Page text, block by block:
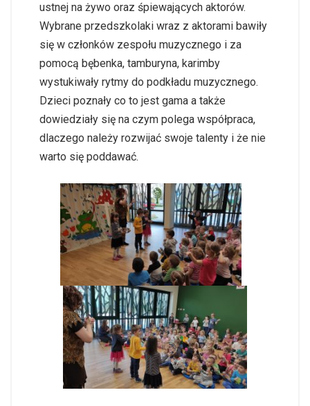
ustnej na żywo oraz śpiewających aktorów.
Wybrane przedszkolaki wraz z aktorami bawiły
się w członków zespołu muzycznego i za
pomocą bębenka, tamburyna, karimby
wystukiwały rytmy do podkładu muzycznego.
Dzieci poznały co to jest gama a także
dowiedziały się na czym polega współpraca,
dlaczego należy rozwijać swoje talenty i że nie
warto się poddawać.